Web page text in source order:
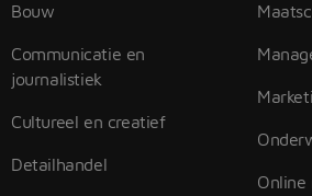
Bouw
Communicatie en
journalistiek
Cultureel en creatief
Detailhandel
Online